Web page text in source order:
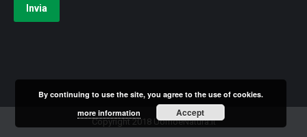
Invia
Copyright 2018 UomoeNatura.it
By continuing to use the site, you agree to the use of cookies.
more information
Accept